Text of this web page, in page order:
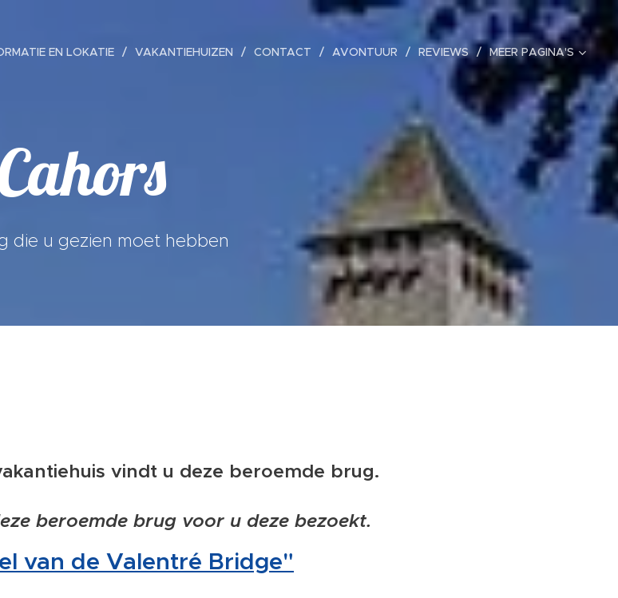
EN LOKATIE VAKANTIEHUIZEN CONTACT AVONTUUR REVIEWS MEER PAGINA'S
die u gezien moet hebben
vindt u deze beroemde brug.
beroemde brug voor u deze bezoekt.
van de Valentré Bridge"